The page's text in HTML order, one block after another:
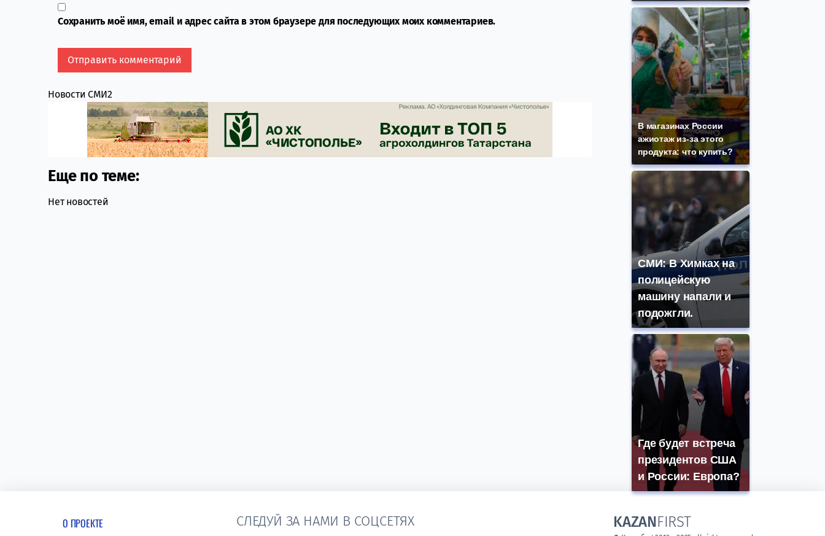
Сохранить моё имя, email и адрес сайта в этом браузере для последующих моих комментариев.
Новости СМИ2
Еще по теме:
Нет новостей
В магазинах России
ажиотаж из-за этого
продукта: что купить?
СМИ: В Химках на
полицейскую
машину напали и
подожгли.
Где будет встреча
президентов США
и России: Европа?
О ПРОЕКТЕ СЛЕДУЙ ЗА НАМИ В СОЦСЕТЯХ KAZANFIRST